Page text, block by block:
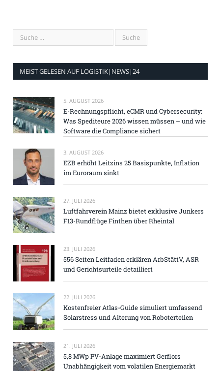
MEIST GELESEN AUF LOGISTIK|NEWS|24
5. AUGUST 2026
E-Rechnungspflicht, eCMR und Cybersecurity:
Was Spediteure 2026 wissen müssen – und wie
Software die Compliance sichert
3. AUGUST 2026
EZB erhöht Leitzins 25 Basispunkte, Inflation
im Euroraum sinkt
27. JULI 2026
Luftfahrverein Mainz bietet exklusive Junkers
F13-Rundflüge Finthen über Rheintal
23. JULI 2026
556 Seiten Leitfaden erklären ArbStättV, ASR
und Gerichtsurteile detailliert
22. JULI 2026
Kostenfreier Atlas-Guide simuliert umfassend
Solarstress und Alterung von Roboterteilen
21. JULI 2026
5,8 MWp PV-Anlage maximiert Gerflors
Unabhängigkeit vom volatilen Energiemarkt